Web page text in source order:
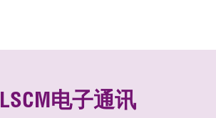
LSCM电子通讯